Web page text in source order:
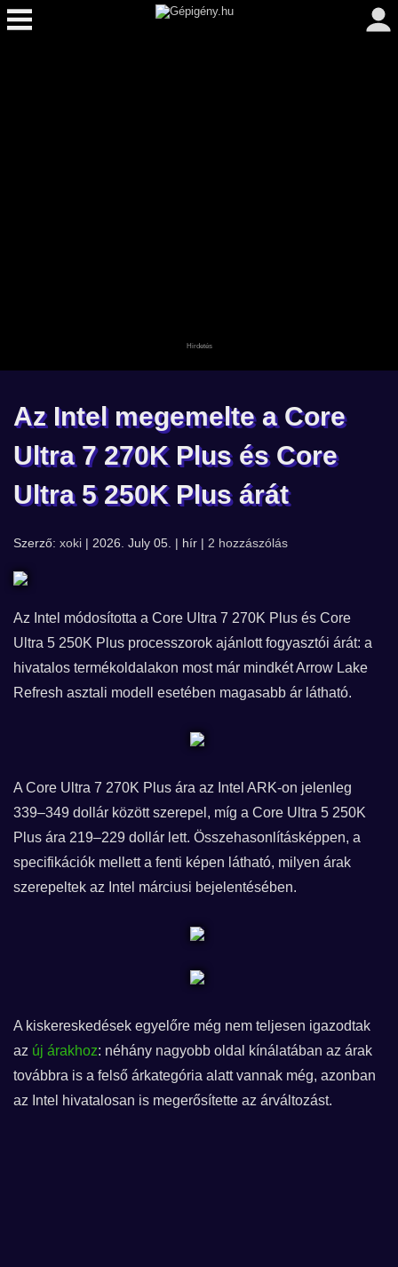
Az Intel megemelte a Core
Ultra 7 270K Plus és Core
Ultra 5 250K Plus árát
Szerző: xoki | 2026. July 05. | hír | 2 hozzászólás
Az Intel módosította a Core Ultra 7 270K Plus és Core
Ultra 5 250K Plus processzorok ajánlott fogyasztói árát: a
hivatalos termékoldalakon most már mindkét Arrow Lake
Refresh asztali modell esetében magasabb ár látható.
A Core Ultra 7 270K Plus ára az Intel ARK-on jelenleg
339–349 dollár között szerepel, míg a Core Ultra 5 250K
Plus ára 219–229 dollár lett. Összehasonlításképpen, a
specifikációk mellett a fenti képen látható, milyen árak
szerepeltek az Intel márciusi bejelentésében.
A kiskereskedések egyelőre még nem teljesen igazodtak
az új árakhoz: néhány nagyobb oldal kínálatában az árak
továbbra is a felső árkategória alatt vannak még, azonban
az Intel hivatalosan is megerősítette az árváltozást.